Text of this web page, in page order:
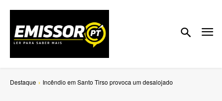
Destaque Incêndio em Santo Tirso provoca um desalojado